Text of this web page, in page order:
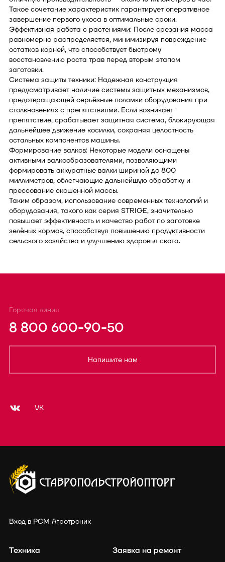
Такое сочетание характеристик гарантирует оперативное
завершение первого укоса в оптимальные сроки.
Эффективная работа с растениями: После срезания масса
равномерно распределяется, минимизируя повреждение
остатков корней, что способствует быстрому
восстановлению роста трав перед вторым этапом
заготовки.
Система защиты техники: Надежная конструкция
предусматривает наличие системы защитных механизмов,
предотвращающей серьёзные поломки оборудования при
столкновениях с препятствиями. Если возникает
препятствие, срабатывает защитная система, блокирующая
дальнейшее движение косилки, сохраняя целостность
остальных компонентов машины.
Формирование валков: Некоторые модели оснащены
активными валкообразователями, позволяющими
формировать аккуратные валки шириной до 800
миллиметров, облегчающие дальнейшую обработку и
прессование скошенной массы.
Таким образом, использование современных технологий и
оборудования, такого как серия STRIGE, значительно
повышает эффективность и качество работ по заготовке
зелёных кормов, способствуя повышению продуктивности
сельского хозяйства и улучшению здоровья скота.
Горячая линия
8 800 600-90-50
Напишите нам
VK
Вход в РСМ Агротроник
Техника Заявка на ремонт